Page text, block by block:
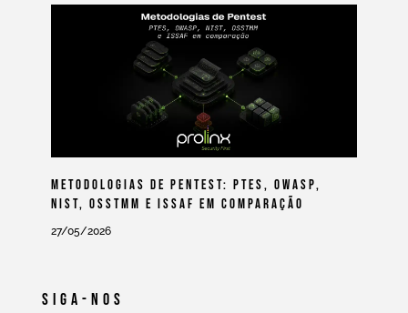
Metodologias De Pentest: PTES, OWASP,
NIST, OSSTMM E ISSAF Em Comparação
27/05/2026
Siga-Nos